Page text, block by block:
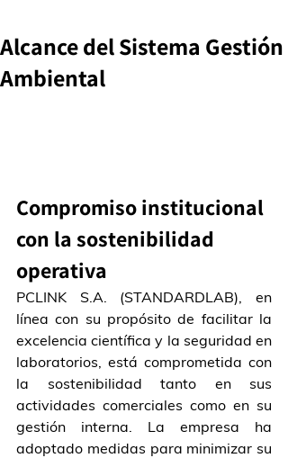
Alcance del Sistema Gestión
Ambiental
Compromiso institucional
con la sostenibilidad
operativa
PCLINK S.A. (STANDARDLAB), en
línea con su propósito de facilitar la
excelencia científica y la seguridad en
laboratorios, está comprometida con
la sostenibilidad tanto en sus
actividades comerciales como en su
gestión interna. La empresa ha
adoptado medidas para minimizar su